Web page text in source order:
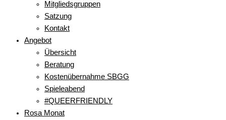
Mitgliedsgruppen
Satzung
Kontakt
Angebot
Übersicht
Beratung
Kostenübernahme SBGG
Spieleabend
#QUEERFRIENDLY
Rosa Monat